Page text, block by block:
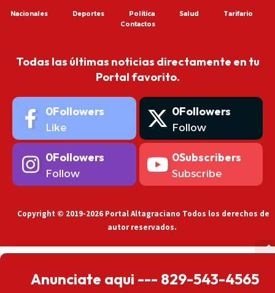
Nacionales Deportes Política Salud
Tarifario
Contactos
Todas las últimas noticias directamente en tu
Portal favorito.
0Followers
Like
0Followers
Follow
0Followers
Follow
0Subscribers
Subscribe
Copyright © 2019-2026 Portal Altagraciano Todos los derechos de
autor reservados.
Anunciate aqui --- 829-543-4565